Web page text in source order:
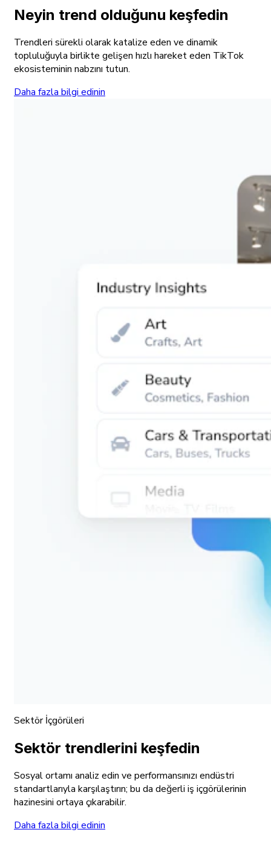
Neyin trend olduğunu keşfedin
Trendleri sürekli olarak katalize eden ve dinamik
topluluğuyla birlikte gelişen hızlı hareket eden TikTok
ekosisteminin nabzını tutun.
Daha fazla bilgi edinin
Sektör İçgörüleri
Sektör trendlerini keşfedin
Sosyal ortamı analiz edin ve performansınızı endüstri
standartlarıyla karşılaştırın; bu da değerli iş içgörülerinin
hazinesini ortaya çıkarabilir.
Daha fazla bilgi edinin